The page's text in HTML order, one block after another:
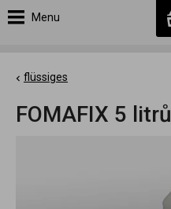
Menu
flüssiges
FOMAFIX 5 litrů